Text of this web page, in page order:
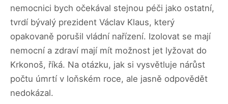
nemocnici bych očekával stejnou péči jako ostatní,
tvrdí bývalý prezident Václav Klaus, který
opakovaně porušil vládní nařízení. Izolovat se mají
nemocní a zdraví mají mít možnost jet lyžovat do
Krkonoš, říká. Na otázku, jak si vysvětluje nárůst
počtu úmrtí v loňském roce, ale jasně odpovědět
nedokázal.